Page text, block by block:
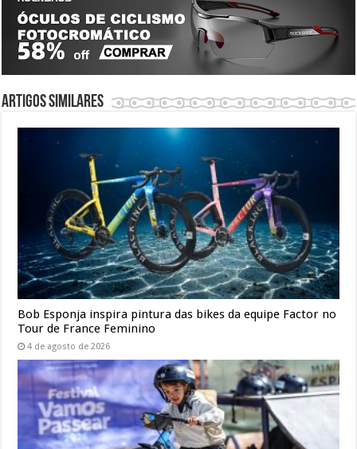
Artigos similares
Bob Esponja inspira pintura das bikes da equipe Factor no
Tour de France Feminino
4 de agosto de 2026